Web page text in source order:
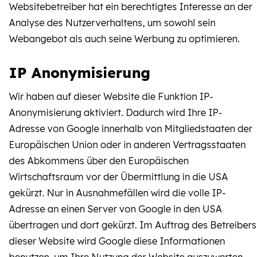
Websitebetreiber hat ein berechtigtes Interesse an der
Analyse des Nutzerverhaltens, um sowohl sein
Webangebot als auch seine Werbung zu optimieren.
IP Anonymisierung
Wir haben auf dieser Website die Funktion IP-
Anonymisierung aktiviert. Dadurch wird Ihre IP-
Adresse von Google innerhalb von Mitgliedstaaten der
Europäischen Union oder in anderen Vertragsstaaten
des Abkommens über den Europäischen
Wirtschaftsraum vor der Übermittlung in die USA
gekürzt. Nur in Ausnahmefällen wird die volle IP-
Adresse an einen Server von Google in den USA
übertragen und dort gekürzt. Im Auftrag des Betreibers
dieser Website wird Google diese Informationen